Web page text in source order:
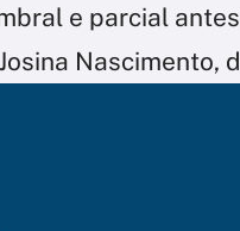
e parcial
Nascimento,